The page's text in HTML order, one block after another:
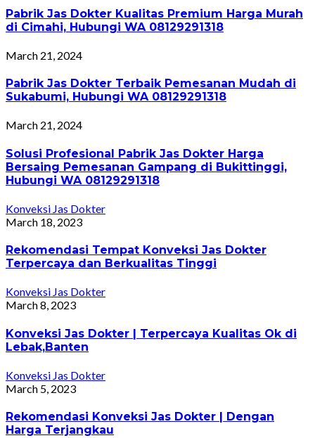
Pabrik Jas Dokter Kualitas Premium Harga Murah
di Cimahi, Hubungi WA 08129291318
March 21, 2024
Pabrik Jas Dokter Terbaik Pemesanan Mudah di
Sukabumi, Hubungi WA 08129291318
March 21, 2024
Solusi Profesional Pabrik Jas Dokter Harga
Bersaing Pemesanan Gampang di Bukittinggi,
Hubungi WA 08129291318
Konveksi Jas Dokter
March 18, 2023
Rekomendasi Tempat Konveksi Jas Dokter
Terpercaya dan Berkualitas Tinggi
Konveksi Jas Dokter
March 8, 2023
Konveksi Jas Dokter | Terpercaya Kualitas Ok di
Lebak,Banten
Konveksi Jas Dokter
March 5, 2023
Rekomendasi Konveksi Jas Dokter | Dengan
Harga Terjangkau